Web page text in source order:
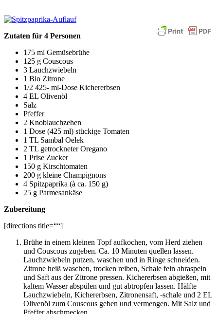
Zutaten für 4 Personen
175 ml Gemüsebrühe
125 g Couscous
3 Lauchzwiebeln
1 Bio Zitrone
1/2 425- ml-Dose Kichererbsen
4 EL Olivenöl
Salz
Pfeffer
2 Knoblauchzehen
1 Dose (425 ml) stückige Tomaten
1 TL Sambal Oelek
2 TL getrockneter Oregano
1 Prise Zucker
150 g Kirschtomaten
200 g kleine Champignons
4 Spitzpaprika (à ca. 150 g)
25 g Parmesankäse
Zubereitung
[directions title=““]
Brühe in einem kleinen Topf aufkochen, vom Herd ziehen
und Couscous zugeben. Ca. 10 Minuten quellen lassen.
Lauchzwiebeln putzen, waschen und in Ringe schneiden.
Zitrone heiß waschen, trocken reiben, Schale fein abraspeln
und Saft aus der Zitrone pressen. Kichererbsen abgießen, mit
kaltem Wasser abspülen und gut abtropfen lassen. Hälfte
Lauchzwiebeln, Kichererbsen, Zitronensaft, -schale und 2 EL
Olivenöl zum Couscous geben und vermengen. Mit Salz und
Pfeffer abschmecken.